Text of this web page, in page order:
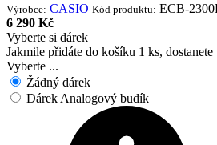
Výrobce: CASIO Kód produktu: ECB-
6 290 Kč
Vyberte si dárek
Jakmile přidáte do košíku 1 ks,
Vyberte ...
Žádný dárek
Dárek Analogový budík